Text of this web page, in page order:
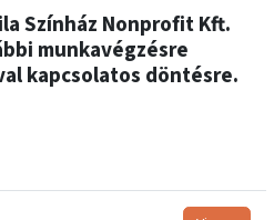
Színház Nonprofit Kft.
munkavégzésre
kapcsolatos döntésre.